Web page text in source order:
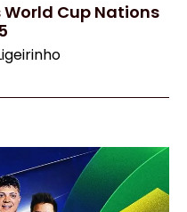
Cup Nations